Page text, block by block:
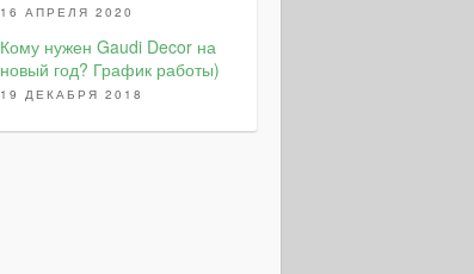
16 АПРЕЛЯ 2020
Кому нужен Gaudi Decor на
новый год? График работы)
19 ДЕКАБРЯ 2018